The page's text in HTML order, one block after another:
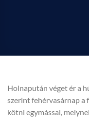
Holnapután véget ér a
szerint fehérvasárnap
kötni egymással,